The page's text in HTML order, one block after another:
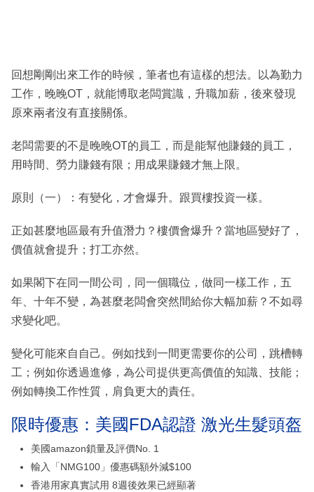
回想剛剛出來工作的時候，筆者也有這樣的想法。以為勤力
工作，晚晚OT，就能博取老闆賞識，升職加薪，後來發現
原來兩者沒有直接關係。
老闆需要的不是晚晚OT的員工，而是能幫他賺錢的員工，
用時間、勞力賺錢有限；用成果賺錢才無上限。
原則（一）：有變化，才會爆升。跟買樓投資一樣。
正如甚麼地區最有升值潛力？樓價會爆升？當地區變好了，
價值就會提升；打工亦然。
如果閣下在同一間公司，同一個職位，做同一樣工作，五
年、十年不變，為甚麼老闆會突然間給你大幅加薪？不如尋
求變化吧。
變化可能來自自己。例如找到一間更需要你的公司，跳槽轉
工；例如你透過進修，為公司提供更高價值的知識、技能；
例如轉換工作性質，肩負更大的責任。
限時優惠：美國FDA認證 激光生髮頭盔
美國amazon鎖量及評價No. 1
輸入「NMG100」優惠碼額外減$100
香港用家真實試用 8週後效果已經顯著